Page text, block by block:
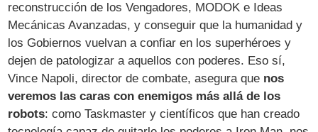
reconstrucción de los Vengadores, MODOK e Ideas
Mecánicas Avanzadas, y conseguir que la humanidad y
los Gobiernos vuelvan a confiar en los superhéroes y
dejen de patologizar a aquellos con poderes. Eso sí,
Vince Napoli, director de combate, asegura que nos
veremos las caras con enemigos más allá de los
robots: como Taskmaster y científicos que han creado